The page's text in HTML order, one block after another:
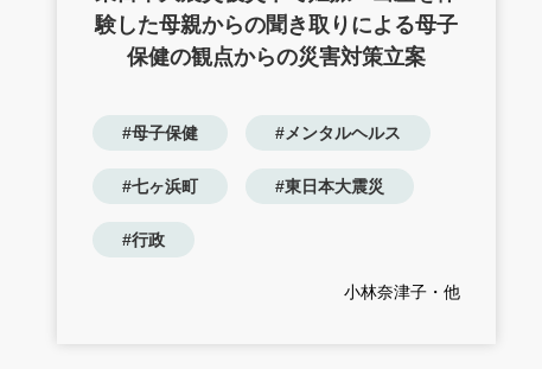
験した母親からの聞き取りによる母子
保健の観点からの災害対策立案
#母子保健 #メンタルヘルス
#七ヶ浜町 #東日本大震災
#行政
小林奈津子・他